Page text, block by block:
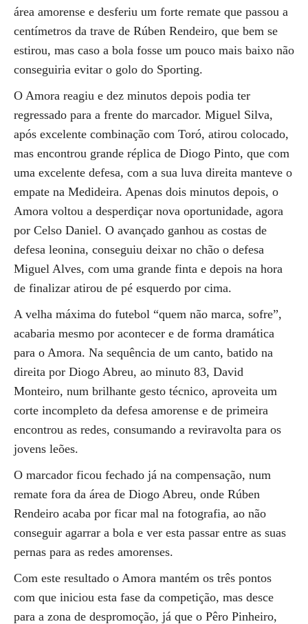
área amorense e desferiu um forte remate que passou a
centímetros da trave de Rúben Rendeiro, que bem se
estirou, mas caso a bola fosse um pouco mais baixo não
conseguiria evitar o golo do Sporting.
O Amora reagiu e dez minutos depois podia ter
regressado para a frente do marcador. Miguel Silva,
após excelente combinação com Toró, atirou colocado,
mas encontrou grande réplica de Diogo Pinto, que com
uma excelente defesa, com a sua luva direita manteve o
empate na Medideira. Apenas dois minutos depois, o
Amora voltou a desperdiçar nova oportunidade, agora
por Celso Daniel. O avançado ganhou as costas de
defesa leonina, conseguiu deixar no chão o defesa
Miguel Alves, com uma grande finta e depois na hora
de finalizar atirou de pé esquerdo por cima.
A velha máxima do futebol “quem não marca, sofre”,
acabaria mesmo por acontecer e de forma dramática
para o Amora. Na sequência de um canto, batido na
direita por Diogo Abreu, ao minuto 83, David
Monteiro, num brilhante gesto técnico, aproveita um
corte incompleto da defesa amorense e de primeira
encontrou as redes, consumando a reviravolta para os
jovens leões.
O marcador ficou fechado já na compensação, num
remate fora da área de Diogo Abreu, onde Rúben
Rendeiro acaba por ficar mal na fotografia, ao não
conseguir agarrar a bola e ver esta passar entre as suas
pernas para as redes amorenses.
Com este resultado o Amora mantém os três pontos
com que iniciou esta fase da competição, mas desce
para a zona de despromoção, já que o Pêro Pinheiro,